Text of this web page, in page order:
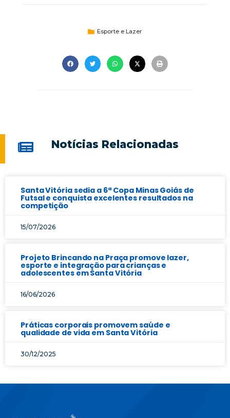
Esporte e Lazer
Notícias Relacionadas
Santa Vitória sedia a 6ª Copa Minas Goiás de
Futsal e conquista excelentes resultados na
competição
15/07/2026
Projeto Brincando na Praça promove lazer,
esporte e integração para crianças e
adolescentes em Santa Vitória
16/06/2026
Práticas corporais promovem saúde e
qualidade de vida em Santa Vitória
30/12/2025